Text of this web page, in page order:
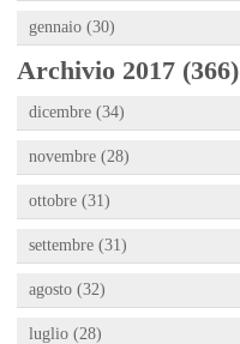
gennaio (30)
Archivio 2017 (366)
dicembre (34)
novembre (28)
ottobre (31)
settembre (31)
agosto (32)
luglio (28)